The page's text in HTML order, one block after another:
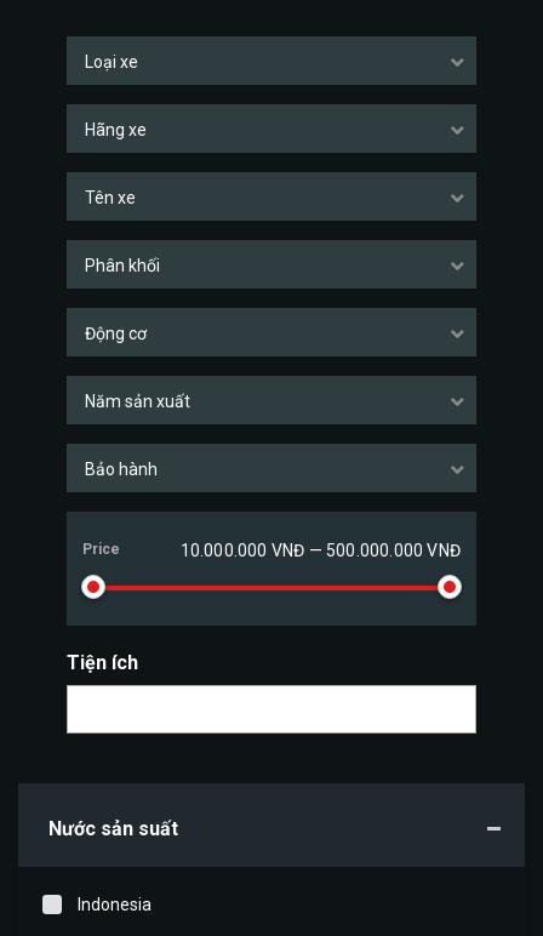
Loại xe
Hãng xe
Tên xe
Phân khối
Động cơ
Năm sản xuất
Bảo hành
Price 10.000.000 VNĐ — 500.000.000 VNĐ
Tiện ích
Nước sản suất
Indonesia